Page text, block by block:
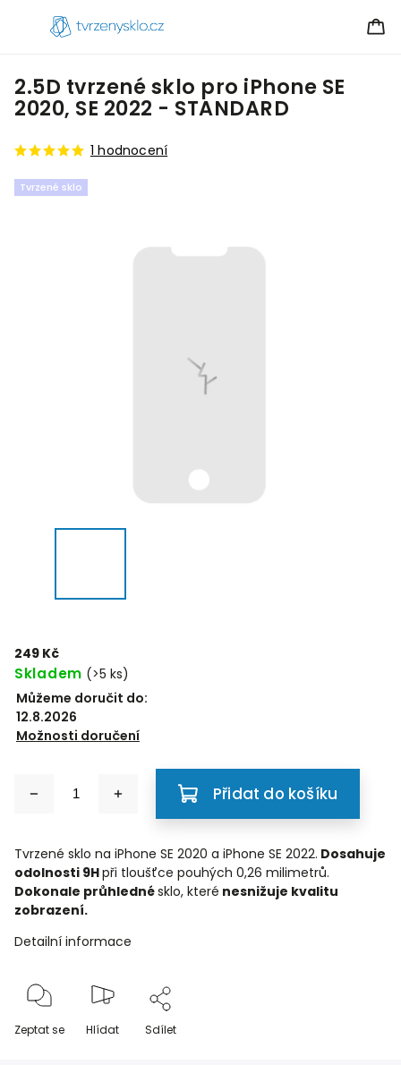
2.5D tvrzené sklo pro iPhone SE
2020, SE 2022 - STANDARD
Tvrzené sklo
1 hodnocení
249 Kč
Skladem (>5 ks)
Můžeme doručit do:
12.8.2026
Možnosti doručení
Přidat do košíku
Tvrzené sklo na iPhone SE 2020 a iPhone SE 2022. Dosahuje
odolnosti 9Hpři tloušťce pouhých 0,26 milimetrů.
Dokonale průhlednésklo, které nesnižuje kvalitu
zobrazení.
Detailní informace
Zeptat se Hlídat Sdílet